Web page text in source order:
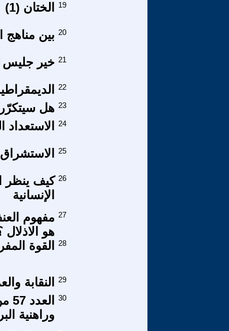
الختان (1) 19
بين مناهج 20
خير جليس 21
22
هل سيتكرّر 23
24
25
كيف ينظر
الإنسانية
26
مفهوم
هو الاذلال
27
القوة 28
النقابة 29
وراهنية
30